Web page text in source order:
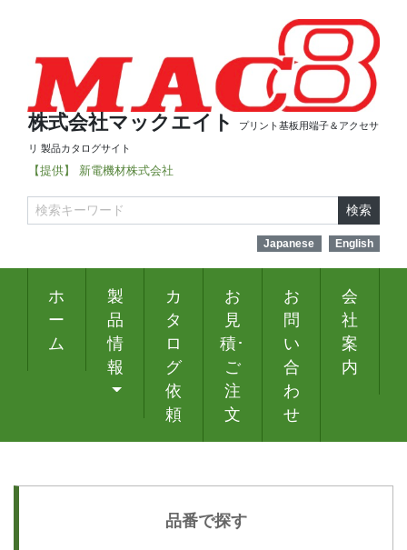
株式会社マックエイト プリント基板用端子＆アクセサ
リ 製品カタログサイト
【提供】 新電機材株式会社
検索
Japanese English
ホ
ー
ム
製
品
情
報
カ
タ
ロ
グ
依
頼
お
見
積･
ご
注
文
お
問
い
合
わ
せ
会
社
案
内
品番で探す